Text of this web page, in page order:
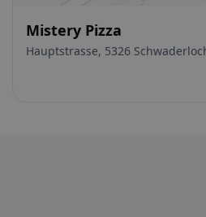
Mistery Pizza
Hauptstrasse, 5326